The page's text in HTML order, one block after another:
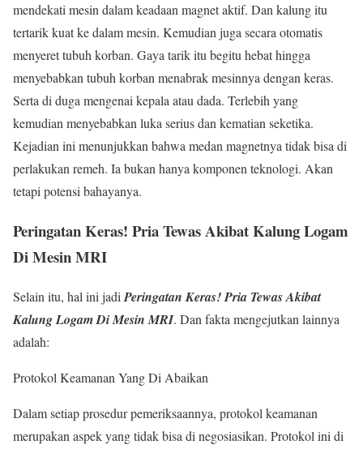
mendekati mesin dalam keadaan magnet aktif. Dan kalung itu
tertarik kuat ke dalam mesin. Kemudian juga secara otomatis
menyeret tubuh korban. Gaya tarik itu begitu hebat hingga
menyebabkan tubuh korban menabrak mesinnya dengan keras.
Serta di duga mengenai kepala atau dada. Terlebih yang
kemudian menyebabkan luka serius dan kematian seketika.
Kejadian ini menunjukkan bahwa medan magnetnya tidak bisa di
perlakukan remeh. Ia bukan hanya komponen teknologi. Akan
tetapi potensi bahayanya.
Peringatan Keras! Pria Tewas Akibat Kalung Logam
Di Mesin MRI
Selain itu, hal ini jadi Peringatan Keras! Pria Tewas Akibat
Kalung Logam Di Mesin MRI. Dan fakta mengejutkan lainnya
adalah:
Protokol Keamanan Yang Di Abaikan
Dalam setiap prosedur pemeriksaannya, protokol keamanan
merupakan aspek yang tidak bisa di negosiasikan. Protokol ini di